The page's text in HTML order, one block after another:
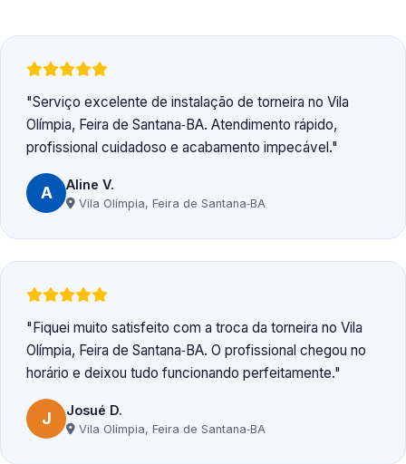
Serviço excelente de instalação de torneira no Vila
Olímpia, Feira de Santana‑BA. Atendimento rápido,
profissional cuidadoso e acabamento impecável.
A Aline V.
Vila Olímpia, Feira de Santana‑BA
Fiquei muito satisfeito com a troca da torneira no Vila
Olímpia, Feira de Santana‑BA. O profissional chegou no
horário e deixou tudo funcionando perfeitamente.
J Josué D.
Vila Olímpia, Feira de Santana‑BA